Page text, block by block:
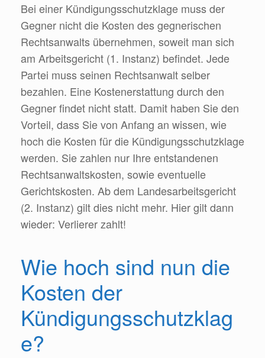
Bei einer Kündigungsschutzklage muss der
Gegner nicht die Kosten des gegnerischen
Rechtsanwalts übernehmen, soweit man sich
am Arbeitsgericht (1. Instanz) befindet. Jede
Partei muss seinen Rechtsanwalt selber
bezahlen. Eine Kostenerstattung durch den
Gegner findet nicht statt. Damit haben Sie den
Vorteil, dass Sie von Anfang an wissen, wie
hoch die Kosten für die Kündigungsschutzklage
werden. Sie zahlen nur Ihre entstandenen
Rechtsanwaltskosten, sowie eventuelle
Gerichtskosten. Ab dem Landesarbeitsgericht
(2. Instanz) gilt dies nicht mehr. Hier gilt dann
wieder: Verlierer zahlt!
Wie hoch sind nun die
Kosten der
Kündigungsschutzklag
e?